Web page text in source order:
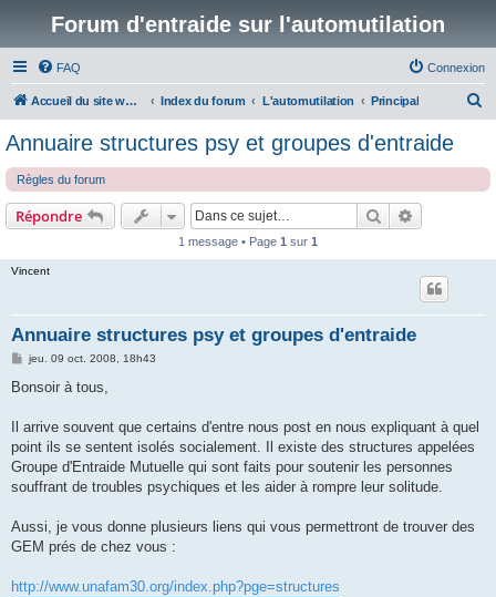
Forum d'entraide sur l'automutilation
FAQ Connexion
Accueil du site www.automutilations.info Index du forum L'automutilation Principal
c
e
Annuaire structures psy et groupes d'entraide
Règles du forum
Répondre Rechercher
1 message • Page 1 sur 1
Vincent
Annuaire structures psy et groupes d'entraide
M
s
g
jeu. 09 oct. 2008, 18h43
Bonsoir à tous,
Il arrive souvent que certains d'entre nous post en nous expliquant à quel
point ils se sentent isolés socialement. Il existe des structures appelées
Groupe d'Entraide Mutuelle qui sont faits pour soutenir les personnes
souffrant de troubles psychiques et les aider à rompre leur solitude.
Aussi, je vous donne plusieurs liens qui vous permettront de trouver des
GEM prés de chez vous :
http://www.unafam30.org/index.php?pge=structures